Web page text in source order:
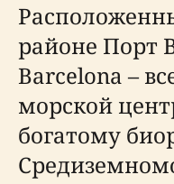
районе Порт
Barcelona –
морской
богатому